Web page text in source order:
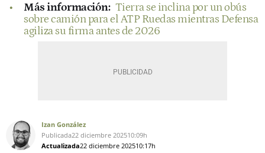
Más información: Tierra se inclina por un obús
sobre camión para el ATP Ruedas mientras Defensa
agiliza su firma antes de 2026
Izan González
Publicada22 diciembre 202510:09h
Actualizada22 diciembre 202510:17h